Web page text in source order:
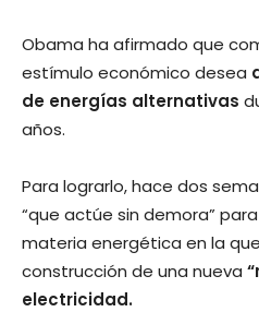
Obama ha afirmado que
estímulo económico desea
de energías alternativas
años.
Para lograrlo, hace dos
“que actúe sin demora”
materia energética en la
construcción de una nueva
electricidad.